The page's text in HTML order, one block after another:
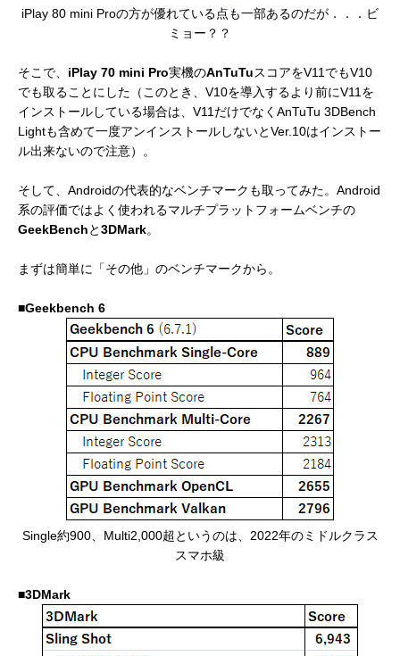
iPlay 80 mini Proの方が優れている点も一部あるのだが．．．ビ
ミョー？？
そこで、 iPlay 70 mini Pro実機のAnTuTuスコアをV11でもV10
でも取ることにした（このとき、V10を導入するより前にV11を
インストールしている場合は、V11だけでなくAnTuTu 3DBench
Lightも含めて一度アンインストールしないとVer.10はインストー
ル出来ないので注意）。
そして、Androidの代表的なベンチマークも取ってみた。Android
系の評価ではよく使われるマルチプラットフォームベンチの
GeekBenchと3DMark。
まずは簡単に「その他」のベンチマークから。
■Geekbench 6
Single約900、Multi2,000超というのは、2022年のミドルクラス
スマホ級
■3DMark